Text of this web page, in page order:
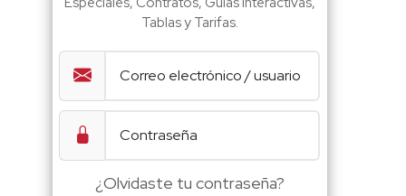
Tablas y Tarifas.
¿Olvidaste tu contraseña?